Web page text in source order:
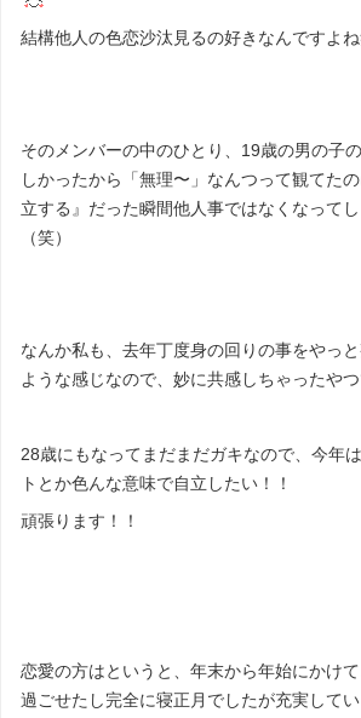
結構他人の色恋沙汰見るの好きなんですよ
そのメンバーの中のひとり、19歳の男の子
しかったから「無理〜」なんつって観てた
立する』だった瞬間他人事ではなくなって
（笑）
なんか私も、去年丁度身の回りの事をやっ
ような感じなので、妙に共感しちゃったやつ
28歳にもなってまだまだガキなので、今年
トとか色んな意味で自立したい！！
頑張ります！！
恋愛の方はというと、年末から年始にかけ
過ごせたし完全に寝正月でしたが充実してい